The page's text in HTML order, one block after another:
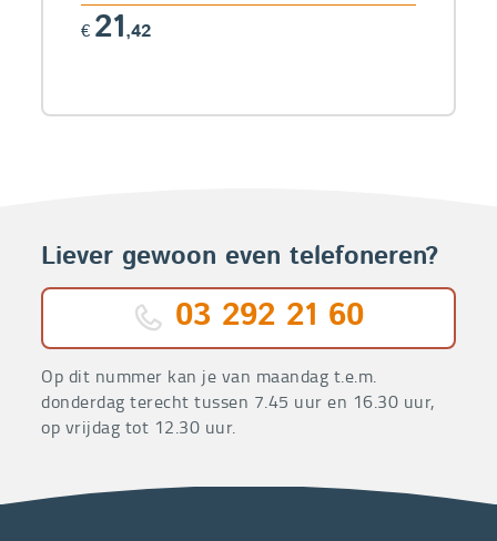
€ 21,42
Liever gewoon even telefoneren?
03 292 21 60
Op dit nummer kan je van maandag t.e.m.
donderdag terecht tussen 7.45 uur en 16.30 uur,
op vrijdag tot 12.30 uur.